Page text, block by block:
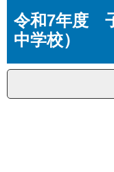
文令和7年度
中学校）